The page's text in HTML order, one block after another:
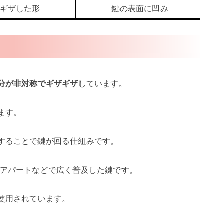
ザした形
鍵の表面に凹み
が非対称でギザギザしています。
。
ことで鍵が回る仕組みです。
ートなどで広く普及した鍵です。
されています。